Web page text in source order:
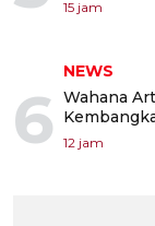
15 jam
6
NEWS
Wahana
12 jam